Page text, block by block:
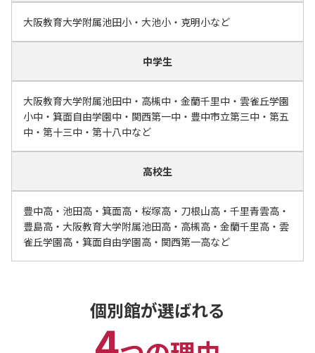
大阪教育大学附属池田小・大池小・克明小など
中学生
大阪教育大学附属池田中・高槻中・金蘭千里中・雲雀丘学園
小中・箕面自由学園中・関西第一中・豊中市立第三中・第五
中・第十三中・第十八中など
高校生
豊中高・池田高・箕面高・桜塚高・刀根山高・千里青雲高・
豊島高・大阪教育大学附属池田高・高槻高・金蘭千里高・雲
雀丘学園高・箕面自由学園高・関西第一高など
個別館が選ばれる